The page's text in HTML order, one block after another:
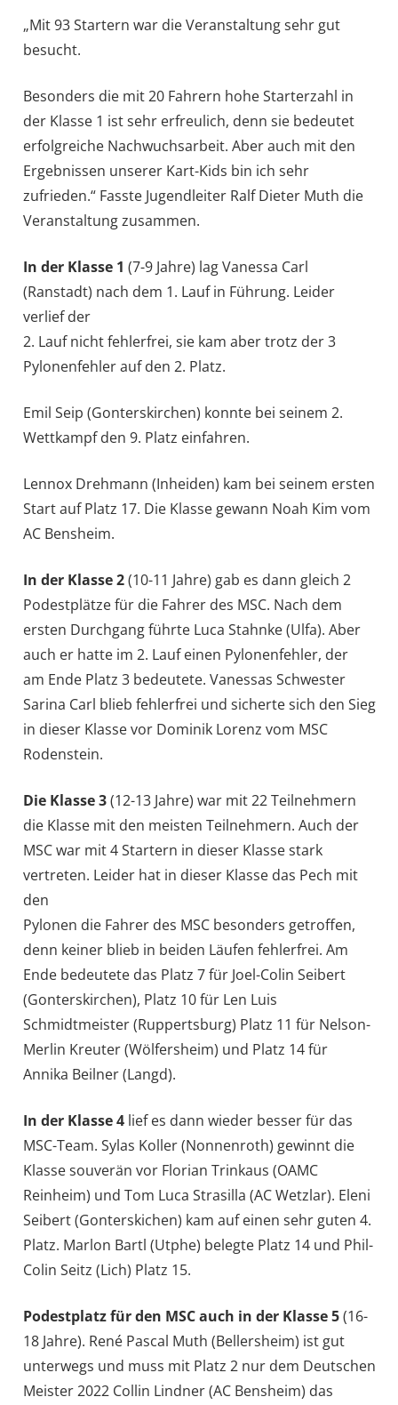
„Mit 93 Startern war die Veranstaltung sehr gut
besucht.
Besonders die mit 20 Fahrern hohe Starterzahl in
der Klasse 1 ist sehr erfreulich, denn sie bedeutet
erfolgreiche Nachwuchsarbeit. Aber auch mit den
Ergebnissen unserer Kart-Kids bin ich sehr
zufrieden.“ Fasste Jugendleiter Ralf Dieter Muth die
Veranstaltung zusammen.
In der Klasse 1 (7-9 Jahre) lag Vanessa Carl
(Ranstadt) nach dem 1. Lauf in Führung. Leider
verlief der
2. Lauf nicht fehlerfrei, sie kam aber trotz der 3
Pylonenfehler auf den 2. Platz.
Emil Seip (Gonterskirchen) konnte bei seinem 2.
Wettkampf den 9. Platz einfahren.
Lennox Drehmann (Inheiden) kam bei seinem ersten
Start auf Platz 17. Die Klasse gewann Noah Kim vom
AC Bensheim.
In der Klasse 2(10-11 Jahre) gab es dann gleich 2
Podestplätze für die Fahrer des MSC. Nach dem
ersten Durchgang führte Luca Stahnke (Ulfa). Aber
auch er hatte im 2. Lauf einen Pylonenfehler, der
am Ende Platz 3 bedeutete. Vanessas Schwester
Sarina Carl blieb fehlerfrei und sicherte sich den Sieg
in dieser Klasse vor Dominik Lorenz vom MSC
Rodenstein.
Die Klasse 3(12-13 Jahre) war mit 22 Teilnehmern
die Klasse mit den meisten Teilnehmern. Auch der
MSC war mit 4 Startern in dieser Klasse stark
vertreten. Leider hat in dieser Klasse das Pech mit
den
Pylonen die Fahrer des MSC besonders getroffen,
denn keiner blieb in beiden Läufen fehlerfrei. Am
Ende bedeutete das Platz 7 für Joel-Colin Seibert
(Gonterskirchen), Platz 10 für Len Luis
Schmidtmeister (Ruppertsburg) Platz 11 für Nelson-
Merlin Kreuter (Wölfersheim) und Platz 14 für
Annika Beilner (Langd).
In der Klasse 4lief es dann wieder besser für das
MSC-Team. Sylas Koller (Nonnenroth) gewinnt die
Klasse souverän vor Florian Trinkaus (OAMC
Reinheim) und Tom Luca Strasilla (AC Wetzlar). Eleni
Seibert (Gonterskichen) kam auf einen sehr guten 4.
Platz. Marlon Bartl (Utphe) belegte Platz 14 und Phil-
Colin Seitz (Lich) Platz 15.
Podestplatz für den MSC auch in der Klasse 5(16-
18 Jahre). René Pascal Muth (Bellersheim) ist gut
unterwegs und muss mit Platz 2 nur dem Deutschen
Meister 2022 Collin Lindner (AC Bensheim) das